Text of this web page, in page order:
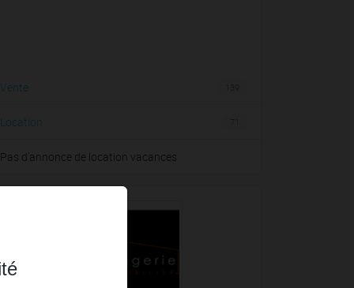
Vente
Location
Pas d'annonce de location vacances